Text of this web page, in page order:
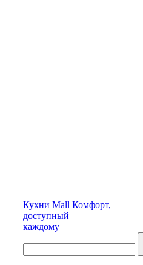
Кухни Mall Комфорт,
доступный
каждому